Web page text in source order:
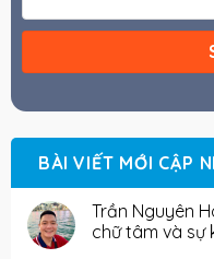
BÀI VIẾT MỚI CẬP
Trần Nguyên
chữ tâm và sự